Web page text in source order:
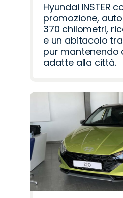
Hyundai INSTER
promozione,
370 chilometri,
e un abitacolo
pur mantenendo
adatte alla città.